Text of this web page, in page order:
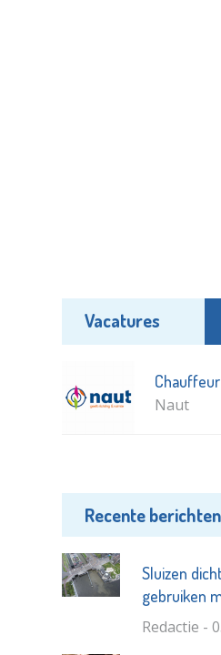
Vacatures
Naut
Recente berichten
Sluizen
gebruiken
Redactie -